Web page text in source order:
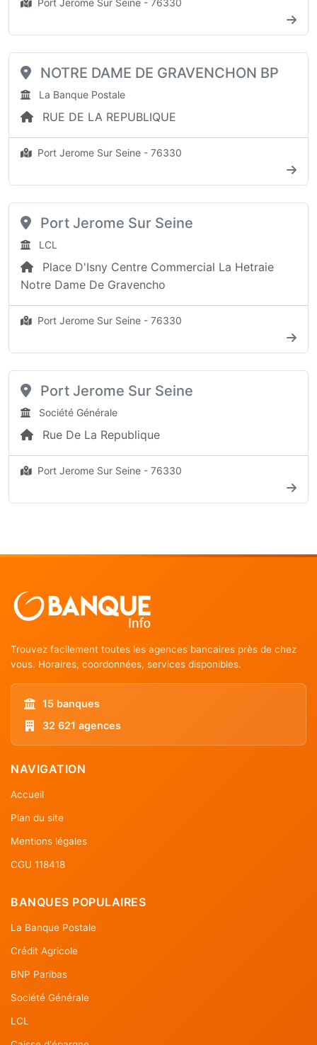
Port Jerome Sur Seine - 76330
NOTRE DAME DE GRAVENCHON BP
La Banque Postale
RUE DE LA REPUBLIQUE
Port Jerome Sur Seine - 76330
Port Jerome Sur Seine
LCL
Place D'Isny Centre Commercial La Hetraie
Notre Dame De Gravencho
Port Jerome Sur Seine - 76330
Port Jerome Sur Seine
Société Générale
Rue De La Republique
Port Jerome Sur Seine - 76330
Trouvez facilement toutes les agences bancaires près de chez
vous. Horaires, coordonnées, services disponibles.
15 banques
32 621 agences
NAVIGATION
Accueil
Plan du site
Mentions légales
CGU 118418
BANQUES POPULAIRES
La Banque Postale
Crédit Agricole
BNP Paribas
Société Générale
LCL